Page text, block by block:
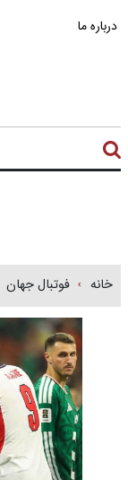
درباره ما
خانه فوتبال جهان